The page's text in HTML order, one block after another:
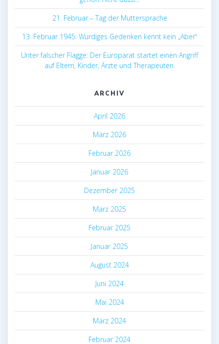
21. Februar – Tag der Muttersprache
13. Februar 1945: Würdiges Gedenken kennt kein „Aber“
Unter falscher Flagge: Der Europarat startet einen Angriff
auf Eltern, Kinder, Ärzte und Therapeuten.
ARCHIV
April 2026
März 2026
Februar 2026
Januar 2026
Dezember 2025
März 2025
Februar 2025
Januar 2025
August 2024
Juni 2024
Mai 2024
März 2024
Februar 2024